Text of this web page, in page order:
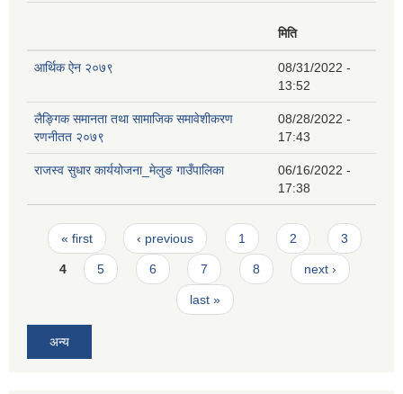
मिति
आर्थिक ऐन २०७९
08/31/2022 -
13:52
लैङ्गिक समानता तथा सामाजिक समावेशीकरण
रणनीतत २०७९
08/28/2022 -
17:43
राजस्व सुधार कार्ययोजना_मेलुङ गाउँपालिका
06/16/2022 -
17:38
Pages
« first ‹ previous 1 2 3
4 5 6 7 8 next ›
last »
अन्य